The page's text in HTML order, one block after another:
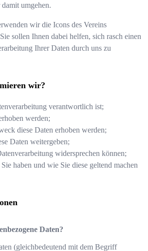
umgehen.
wir die Icons des Vereins
sollen Ihnen dabei helfen, sich rasch einen
Ihrer Daten durch uns zu
wir?
verantwortlich ist;
werden;
diese Daten erhoben werden;
Daten weitergeben;
widersprechen können;
haben und wie Sie diese geltend machen
Daten?
(gleichbedeutend mit dem Begriff